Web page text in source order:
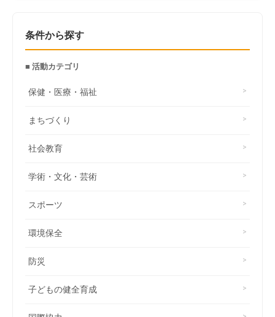
条件から探す
■ 活動カテゴリ
保健・医療・福祉
まちづくり
社会教育
学術・文化・芸術
スポーツ
環境保全
防災
子どもの健全育成